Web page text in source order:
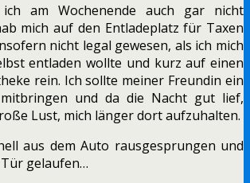
am Wochenende auch gar nicht
mich auf den Entladeplatz für Taxen
nicht legal gewesen, als ich mich
entladen wollte und kurz auf einen
rein. Ich sollte meiner Freundin ein
und da die Nacht gut lief,
Lust, mich länger dort aufzuhalten.
aus dem Auto rausgesprungen und
gelaufen…